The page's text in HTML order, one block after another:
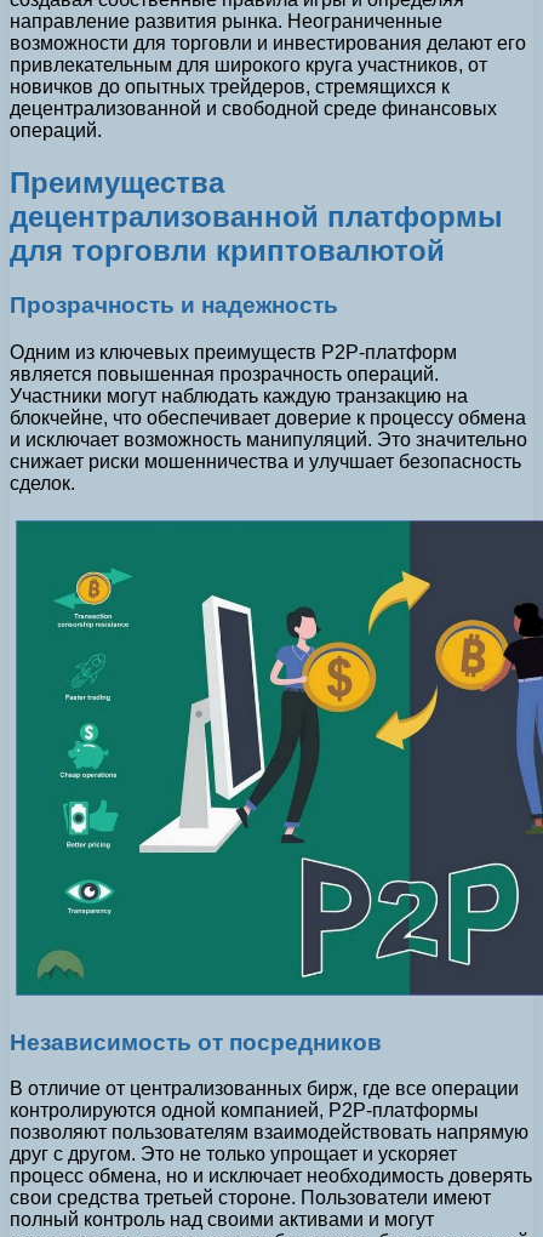
направление развития рынка. Неограниченные
возможности для торговли и инвестирования делают его
привлекательным для широкого круга участников, от
новичков до опытных трейдеров, стремящихся к
децентрализованной и свободной среде финансовых
операций.
Преимущества
децентрализованной платформы
для торговли криптовалютой
Прозрачность и надежность
Одним из ключевых преимуществ P2P-платформ
является повышенная прозрачность операций.
Участники могут наблюдать каждую транзакцию на
блокчейне, что обеспечивает доверие к процессу обмена
и исключает возможность манипуляций. Это значительно
снижает риски мошенничества и улучшает безопасность
сделок.
Независимость от посредников
В отличие от централизованных бирж, где все операции
контролируются одной компанией, P2P-платформы
позволяют пользователям взаимодействовать напрямую
друг с другом. Это не только упрощает и ускоряет
процесс обмена, но и исключает необходимость доверять
свои средства третьей стороне. Пользователи имеют
полный контроль над своими активами и могут